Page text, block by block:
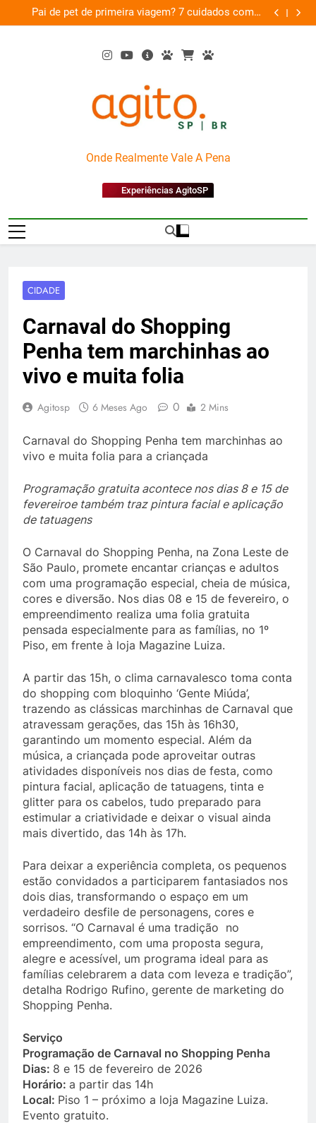
to
Pai de pet de primeira viagem? 7 cuidados com o
novo membro da família
AgitoSP
Onde Realmente Vale A Pena
Experiências AgitoSP
CIDADE
Carnaval do Shopping
Penha tem marchinhas ao
vivo e muita folia
Agitosp 6 Meses Ago 0 2 Mins
Carnaval do Shopping Penha tem marchinhas ao
vivo e muita folia para a criançada
Programação gratuita acontece nos dias 8 e 15 de
fevereiroe também traz pintura facial e aplicação
de tatuagens
O Carnaval do Shopping Penha, na Zona Leste de
São Paulo, promete encantar crianças e adultos
com uma programação especial, cheia de música,
cores e diversão. Nos dias 08 e 15 de fevereiro, o
empreendimento realiza uma folia gratuita
pensada especialmente para as famílias, no 1º
Piso, em frente à loja Magazine Luiza.
A partir das 15h, o clima carnavalesco toma conta
do shopping com bloquinho ‘Gente Miúda’,
trazendo as clássicas marchinhas de Carnaval que
atravessam gerações, das 15h às 16h30,
garantindo um momento especial. Além da
música, a criançada pode aproveitar outras
atividades disponíveis nos dias de festa, como
pintura facial, aplicação de tatuagens, tinta e
glitter para os cabelos, tudo preparado para
estimular a criatividade e deixar o visual ainda
mais divertido, das 14h às 17h.
Para deixar a experiência completa, os pequenos
estão convidados a participarem fantasiados nos
dois dias, transformando o espaço em um
verdadeiro desfile de personagens, cores e
sorrisos. “O Carnaval é uma tradição no
empreendimento, com uma proposta segura,
alegre e acessível, um programa ideal para as
famílias celebrarem a data com leveza e tradição”,
detalha Rodrigo Rufino, gerente de marketing do
Shopping Penha.
Serviço
Programação de Carnaval no Shopping Penha
Dias: 8 e 15 de fevereiro de 2026
Horário: a partir das 14h
Local: Piso 1 – próximo a loja Magazine Luiza.
Evento gratuito.